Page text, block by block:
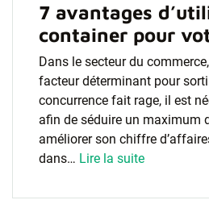
7 avantages
container pour
Dans le secteur du
facteur déterminant pour
concurrence fait rage, il est
afin de séduire un maximum
améliorer son chiffre
dans… Lire la suite